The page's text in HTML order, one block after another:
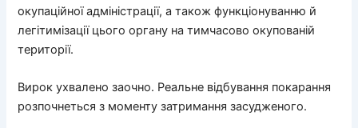
окупаційної адміністрації, а також функціонуванню й
легітимізації цього органу на тимчасово окупованій
території.
Вирок ухвалено заочно. Реальне відбування покарання
розпочнеться з моменту затримання засудженого.